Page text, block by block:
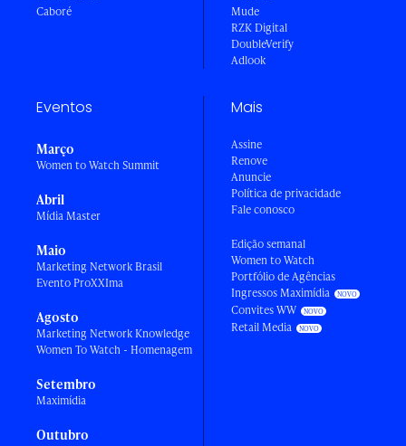
Caboré
Mude
RZK Digital
DoubleVerify
Adlook
Eventos
Março
Women to Watch Summit
Abril
Mídia Master
Maio
Marketing Network Brasil
Evento ProXXIma
Agosto
Marketing Network Knowledge
Women To Watch - Homenagem
Setembro
Maximídia
Outubro
Mais
Assine
Renove
Anuncie
Política de privacidade
Fale conosco
Edição semanal
Women to Watch
Portfólio de Agências
Ingressos Maximídia
Convites WW
Retail Media